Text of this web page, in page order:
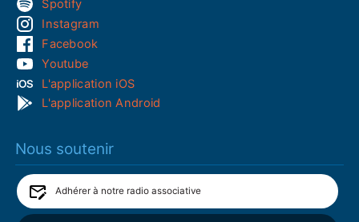
Spotify
Instagram
Facebook
Youtube
L'application iOS
L'application Android
Nous soutenir
Adhérer à notre radio associative